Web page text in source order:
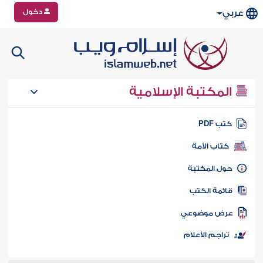
عربي دخول
المكتبة الإسلامية
كتب PDF
كتاب الأمة
المكتبة
الكتب
موضوعي